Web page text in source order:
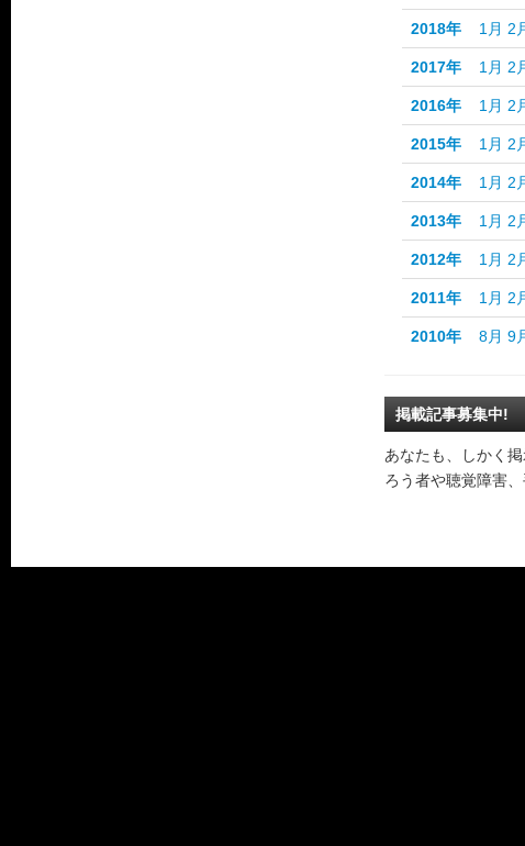
2018年 1月 2
2017年 1月 2
2016年 1月 2
2015年 1月 2
2014年 1月 2
2013年 1月 2
2012年 1月 2
2011年 1月 2
2010年 8月 9
掲載記事募集中!
あなたも、しかく
ろう者や聴覚障害